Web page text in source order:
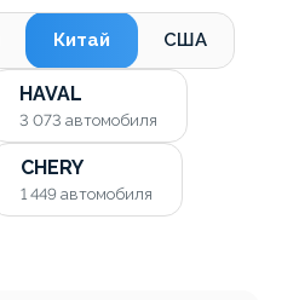
Китай США
HAVAL
3 073 автомобиля
CHERY
1 449 автомобиля